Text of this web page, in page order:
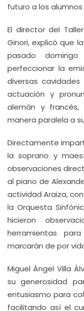
futuro a los
El director del
Ginori, explicó que
pasado
perfeccionar la
diversas
actuación y
alemán y
manera paralela a
Directamente
la soprano y
observaciones
al piano de
actividad Araiza,
la Orquesta
hicieron
herramientas
marcarán de por
Miguel Ángel Villa
su generosidad
entusiasmo para
facilitando así el